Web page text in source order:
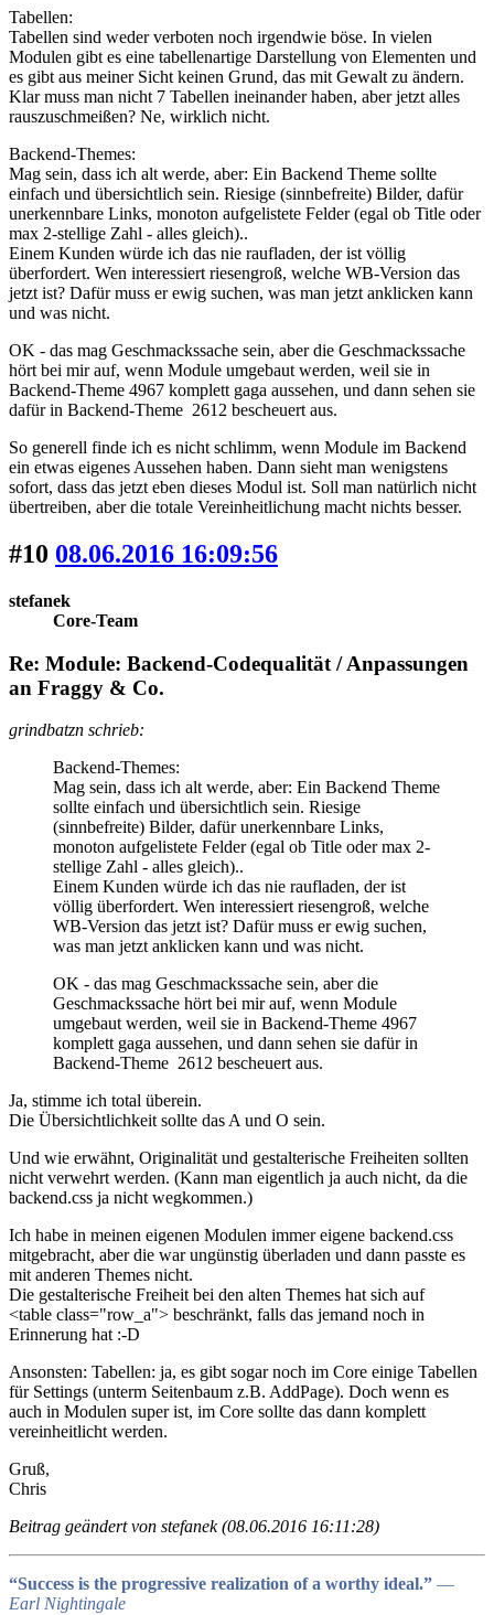
Tabellen:
Tabellen sind weder verboten noch irgendwie böse. In vielen
Modulen gibt es eine tabellenartige Darstellung von Elementen und
es gibt aus meiner Sicht keinen Grund, das mit Gewalt zu ändern.
Klar muss man nicht 7 Tabellen ineinander haben, aber jetzt alles
rauszuschmeißen? Ne, wirklich nicht.
Backend-Themes:
Mag sein, dass ich alt werde, aber: Ein Backend Theme sollte
einfach und übersichtlich sein. Riesige (sinnbefreite) Bilder, dafür
unerkennbare Links, monoton aufgelistete Felder (egal ob Title oder
max 2-stellige Zahl - alles gleich)..
Einem Kunden würde ich das nie raufladen, der ist völlig
überfordert. Wen interessiert riesengroß, welche WB-Version das
jetzt ist? Dafür muss er ewig suchen, was man jetzt anklicken kann
und was nicht.
OK - das mag Geschmackssache sein, aber die Geschmackssache
hört bei mir auf, wenn Module umgebaut werden, weil sie in
Backend-Theme 4967 komplett gaga aussehen, und dann sehen sie
dafür in Backend-Theme 2612 bescheuert aus.
So generell finde ich es nicht schlimm, wenn Module im Backend
ein etwas eigenes Aussehen haben. Dann sieht man wenigstens
sofort, dass das jetzt eben dieses Modul ist. Soll man natürlich nicht
übertreiben, aber die totale Vereinheitlichung macht nichts besser.
#10 08.06.2016 16:09:56
stefanek
Core-Team
Re: Module: Backend-Codequalität / Anpassungen
an Fraggy & Co.
grindbatzn schrieb:
Backend-Themes:
Mag sein, dass ich alt werde, aber: Ein Backend Theme
sollte einfach und übersichtlich sein. Riesige
(sinnbefreite) Bilder, dafür unerkennbare Links,
monoton aufgelistete Felder (egal ob Title oder max 2-
stellige Zahl - alles gleich)..
Einem Kunden würde ich das nie raufladen, der ist
völlig überfordert. Wen interessiert riesengroß, welche
WB-Version das jetzt ist? Dafür muss er ewig suchen,
was man jetzt anklicken kann und was nicht.
OK - das mag Geschmackssache sein, aber die
Geschmackssache hört bei mir auf, wenn Module
umgebaut werden, weil sie in Backend-Theme 4967
komplett gaga aussehen, und dann sehen sie dafür in
Backend-Theme 2612 bescheuert aus.
Ja, stimme ich total überein.
Die Übersichtlichkeit sollte das A und O sein.
Und wie erwähnt, Originalität und gestalterische Freiheiten sollten
nicht verwehrt werden. (Kann man eigentlich ja auch nicht, da die
backend.css ja nicht wegkommen.)
Ich habe in meinen eigenen Modulen immer eigene backend.css
mitgebracht, aber die war ungünstig überladen und dann passte es
mit anderen Themes nicht.
Die gestalterische Freiheit bei den alten Themes hat sich auf
<table class="row_a"> beschränkt, falls das jemand noch in
Erinnerung hat :-D
Ansonsten: Tabellen: ja, es gibt sogar noch im Core einige Tabellen
für Settings (unterm Seitenbaum z.B. AddPage). Doch wenn es
auch in Modulen super ist, im Core sollte das dann komplett
vereinheitlicht werden.
Gruß,
Chris
Beitrag geändert von stefanek (08.06.2016 16:11:28)
“Success is the progressive realization of a worthy ideal.” ―
Earl Nightingale